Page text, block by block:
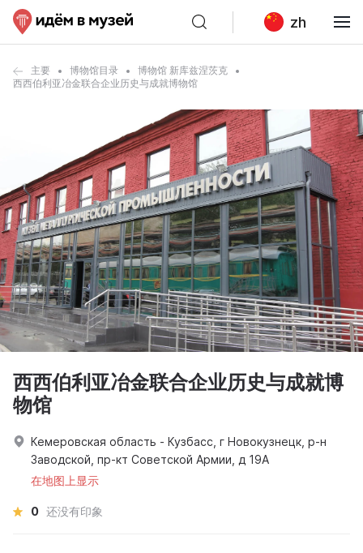
zh
主要 博物馆目录
博物馆 新库兹涅茨克
西西伯利亚冶金联合企业历史与成就博物馆
西西伯利亚冶金联合企业历史与成就博
物馆
Кемеровская область - Кузбасс, г Новокузнецк, р-н
Заводской, пр-кт Советской Армии, д 19А
在地图上显示
0 还没有印象